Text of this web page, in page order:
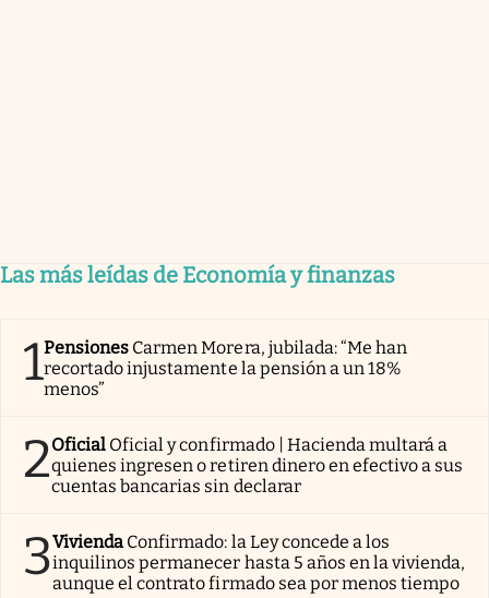
Las más leídas de Economía y finanzas
1Pensiones Carmen Morera, jubilada: “Me han
recortado injustamente la pensión a un 18%
menos”
2Oficial Oficial y confirmado | Hacienda multará a
quienes ingresen o retiren dinero en efectivo a sus
cuentas bancarias sin declarar
3Vivienda Confirmado: la Ley concede a los
inquilinos permanecer hasta 5 años en la vivienda,
aunque el contrato firmado sea por menos tiempo